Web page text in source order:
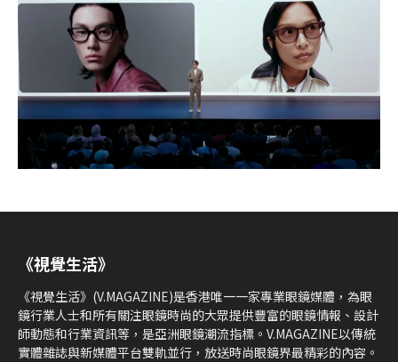
《視覺生活》
《視覺生活》(V.MAGAZINE)是香港唯一一家專業眼鏡媒體，為眼
鏡行業人士和所有關注眼鏡時尚的大眾提供豐富的眼鏡情報、設計
師動態和行業資訊等，是亞洲眼鏡潮流指標。V.MAGAZINE以傳統
實體雜誌與新媒體平台雙軌並行，放送時尚眼鏡界最精彩的內容。